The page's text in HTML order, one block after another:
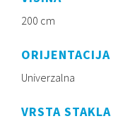
200 cm
ORIJENTACIJA
Univerzalna
VRSTA STAKLA